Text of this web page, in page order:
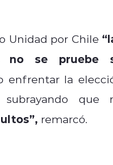
Unidad por Chile
no se pruebe
enfrentar la
subrayando que
remarcó.